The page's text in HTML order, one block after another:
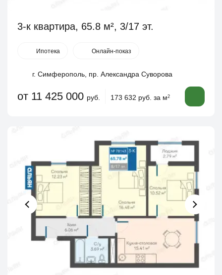
3-к квартира, 65.8 м², 3/17 эт.
Ипотека Онлайн-показ
г. Симферополь, пр. Александра Суворова
от 11 425 000 руб. 173 632 руб. за м2